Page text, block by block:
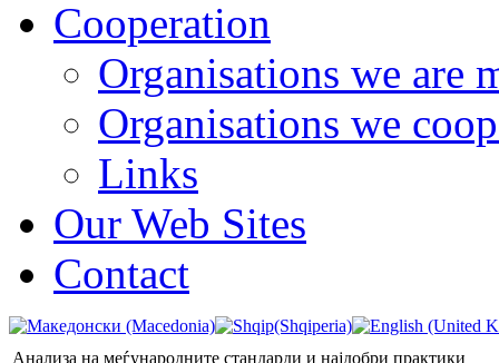
Cooperation
Organisations we are
Organisations we
Links
Our Web Sites
Contact
Анализа на меѓународните стандарди и најдобри практики